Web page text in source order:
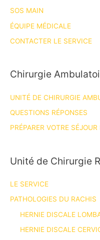
SOS MAIN
ÉQUIPE MÉDICALE
CONTACTER LE SERVICE
Chirurgie
UNITÉ DE CHIRURGIE
QUESTIONS RÉPONSES
PRÉPARER VOTRE
Unité de Chirurgie
LE SERVICE
PATHOLOGIES DU RACHIS
HERNIE DISCALE
HERNIE DISCALE